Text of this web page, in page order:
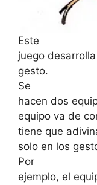
Este
juego
gesto.
Se
hacen dos
equipo va de
tiene que
solo en los
Por
ejemplo, el